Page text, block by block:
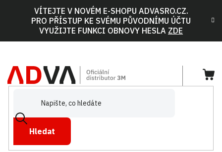
VÍTEJTE V NOVÉM E-SHOPU ADVASRO.CZ.
PRO PŘÍSTUP KE SVÉMU PŮVODNÍMU ÚČTU
VYUŽIJTE FUNKCI OBNOVY HESLA ZDE
Hledat